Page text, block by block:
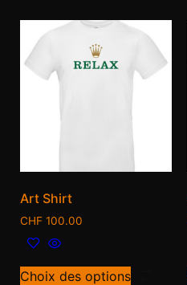
Art Shirt
CHF 100.00
Choix des options